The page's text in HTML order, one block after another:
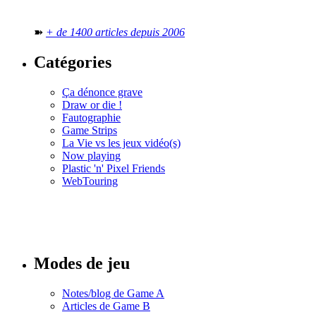
➽ + de 1400 articles depuis 2006
Catégories
Ça dénonce grave
Draw or die !
Fautographie
Game Strips
La Vie vs les jeux vidéo(s)
Now playing
Plastic 'n' Pixel Friends
WebTouring
Modes de jeu
Notes/blog de Game A
Articles de Game B